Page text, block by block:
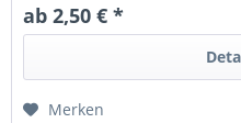
ab 2,50 € *
Merken